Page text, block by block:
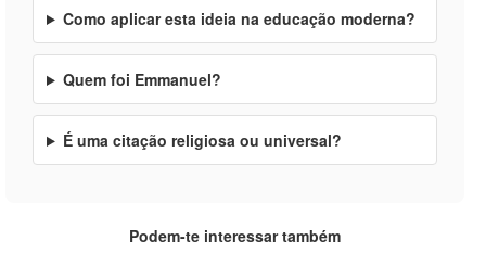
Como aplicar esta ideia na educação moderna?
Quem foi Emmanuel?
É uma citação religiosa ou universal?
Podem-te interessar também